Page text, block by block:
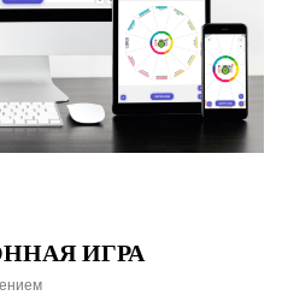
ИГРА